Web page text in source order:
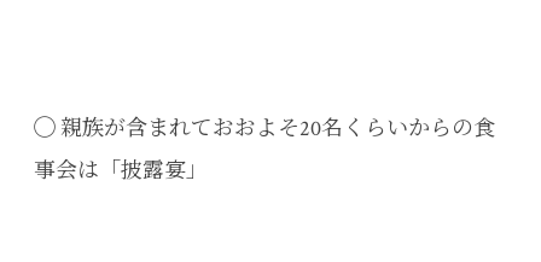
◯ 親族が含まれておおよそ20名くらいからの食
事会は「披露宴」